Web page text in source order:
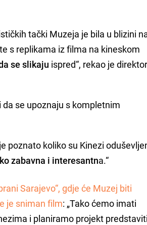
tački Muzeja je bila u blizini
s replikama iz filma na kineskom
se slikaju ispred“, rekao je direktor
se upoznaju s kompletnim
poznato koliko su Kinezi
zabavna i interesantna.“
Sarajevo“, gdje će Muzej biti
je sniman film: „Tako ćemo imati
i planiramo projekt predstaviti